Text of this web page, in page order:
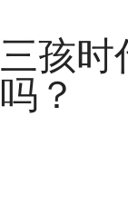
三孩时
吗？